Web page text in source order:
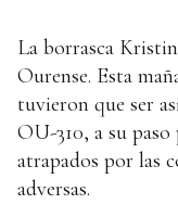
La borrasca
Ourense. Esta
tuvieron que ser
OU-310, a su
atrapados por las
adversas.